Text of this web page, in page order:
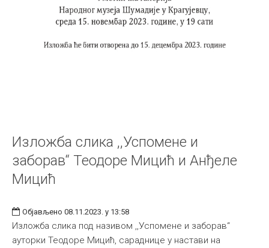
Изложба слика ,,Успомене и
заборав“ Теодоре Мицић и Анђеле
Мицић
Објављено 08.11.2023. у 13:58
Изложба слика под називом ,,Успомене и заборав“
ауторки Теодоре Мицић, сараднице у настави на